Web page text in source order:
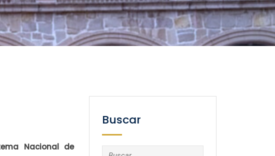
Nacional de
Buscar
Buscar: